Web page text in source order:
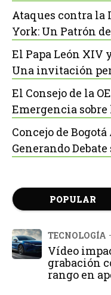
Ataques contra la
York: Un Patrón
El Papa León XIV
Una invitación
El Consejo de la
Emergencia
Concejo de
Generando
POPULAR
TECNOLOGÍA
Vídeo
grabación
rango en